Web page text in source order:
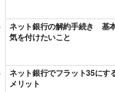
ネット銀行の解約手続き 基
気を付けたいこと
ネット銀行でフラット35にす
メリット